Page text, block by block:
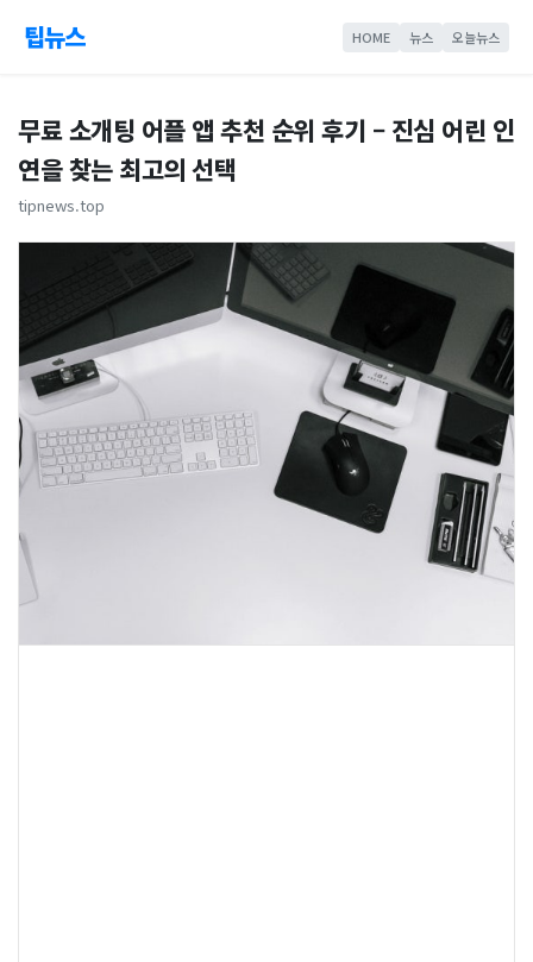
팁뉴스 HOME 뉴스 오늘뉴스
무료 소개팅 어플 앱 추천 순위 후기 – 진심 어린 인
연을 찾는 최고의 선택
tipnews.top